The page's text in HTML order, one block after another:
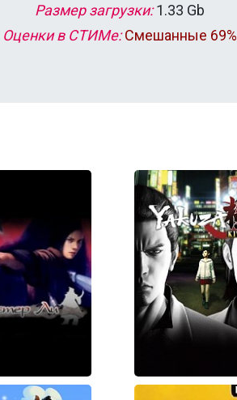
Размер загрузки:1.33 Gb
Оценки в СТИМе: Смешанные 69%